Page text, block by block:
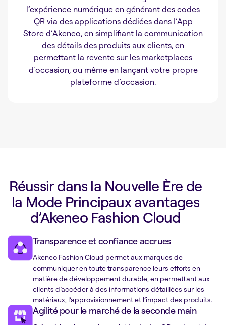
l’expérience numérique en générant des codes
QR via des applications dédiées dans I’App
Store d’Akeneo, en simplifiant la communication
des détails des produits aux clients, en
permettant la revente sur les marketplaces
d’occasion, ou même en lançant votre propre
plateforme d’occasion.
Réussir dans la Nouvelle Ère de
la Mode Principaux avantages
d’Akeneo Fashion Cloud
Transparence et confiance accrues
Akeneo Fashion Cloud permet aux marques de
communiquer en toute transparence leurs efforts en
matière de développement durable, en permettant aux
clients d’accéder à des informations détaillées sur les
matériaux, l’approvisionnement et l’impact des produits.
Agilité pour le marché de la seconde main